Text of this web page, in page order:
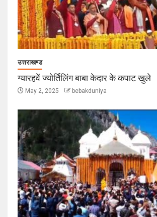
उत्तराखण्ड
ग्यारहवें ज्योर्तिलिंग बाबा केदार के कपाट खुले
May 2, 2025 bebakduniya